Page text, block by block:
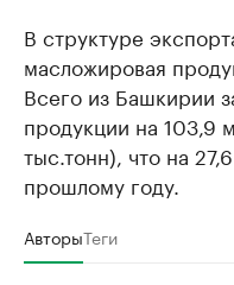
В структуре
масложировая
Всего из Башкирии
продукции на 103,9
тыс.тонн), что на
прошлому году.
АвторыТеги